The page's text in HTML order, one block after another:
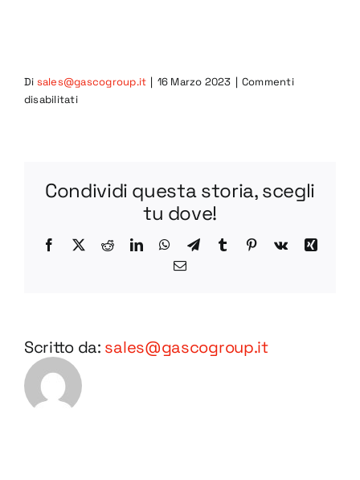
Di sales@gascogroup.it | 16 Marzo 2023 | Commenti
disabilitatisu
STEP
Condividi questa storia, scegli
tu dove!
Facebook
X RedditLinkedInWhatsApp
TelegramTumblr Pinterest
Vk
Xing
Email
Scritto da: sales@gascogroup.it